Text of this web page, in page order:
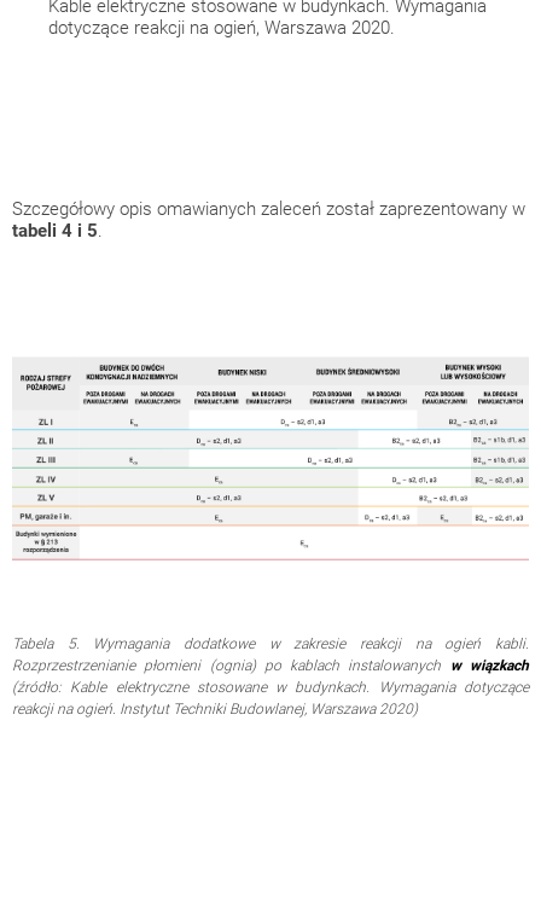
Kable elektryczne stosowane w budynkach. Wymagania
dotyczące reakcji na ogień, Warszawa 2020.
Szczegółowy opis omawianych zaleceń został zaprezentowany w
tabeli 4 i 5.
Tabela 5. Wymagania dodatkowe w zakresie reakcji na ogień kabli.
Rozprzestrzenianie płomieni (ognia) po kablach instalowanych w wiązkach
(źródło: Kable elektryczne stosowane w budynkach. Wymagania dotyczące
reakcji na ogień. Instytut Techniki Budowlanej, Warszawa 2020)